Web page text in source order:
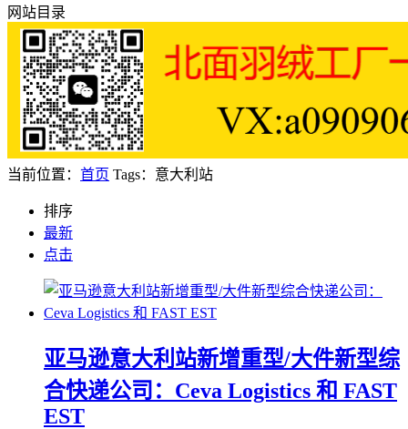
网站目录
当前位置： 首页 Tags：意大利站
排序
最新
点击
亚马逊意大利站新增重型/大件新型综
合快递公司：Ceva Logistics 和 FAST
EST